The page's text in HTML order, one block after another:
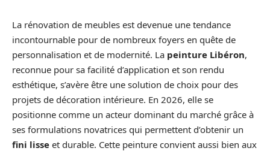
La rénovation de meubles est devenue une tendance
incontournable pour de nombreux foyers en quête de
personnalisation et de modernité. La peinture Libéron,
reconnue pour sa facilité d’application et son rendu
esthétique, s’avère être une solution de choix pour des
projets de décoration intérieure. En 2026, elle se
positionne comme un acteur dominant du marché grâce à
ses formulations novatrices qui permettent d’obtenir un
fini lisse et durable. Cette peinture convient aussi bien aux